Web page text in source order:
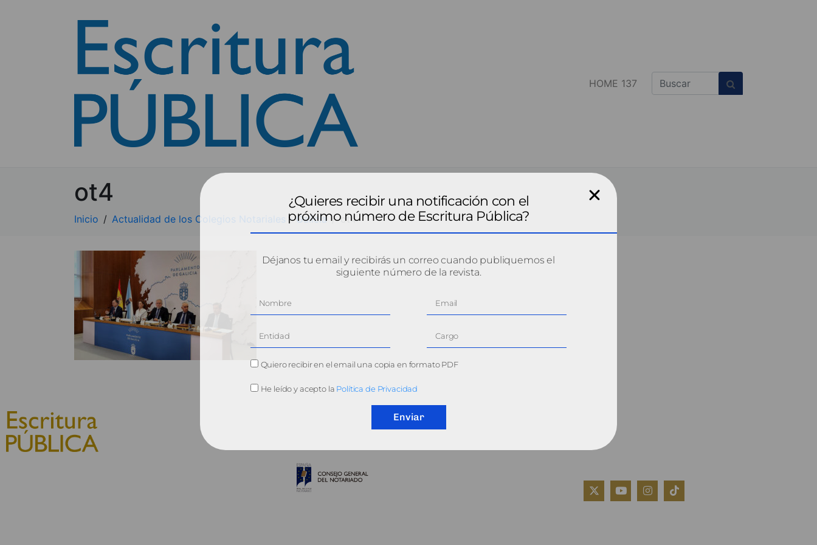
HOME 137
ot4
Inicio Actualidad de los Colegios Notariales - Galicia ot4
POLÍTICA DE COOKIES
¿Quieres recibir una notificación con el
próximo número de Escritura Pública?
Déjanos tu email y recibirás un correo cuando publiquemos el
siguiente número de la revista.
Quiero recibir en el email una copia en formato PDF
He leído y acepto la Política de Privacidad
Enviar